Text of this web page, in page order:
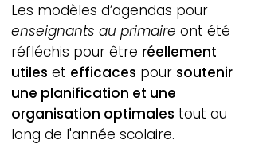
Les modèles d’agendas pour
enseignants au primaire ont été
réfléchis pour être réellement
utiles et efficaces pour soutenir
une planification et une
organisation optimales tout au
long de l'année scolaire.